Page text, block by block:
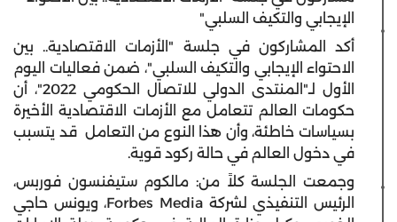
الإيجابي والتكيف السلبي"
أكد المشاركون في جلسة "الأزمات الاقتصادية.. بين
الاحتواء الإيجابي والتكيف السلبي"، ضمن فعاليات اليوم
الأول لـ"المنتدى الدولي للاتصال الحكومي 2022"، أن
حكومات العالم تتعامل مع الأزمات الاقتصادية الأخيرة
بسياسات خاطئة، وأن هذا النوع من التعامل قد يتسبب
في دخول العالم في حالة ركود قوية.
وجمعت الجلسة كلاً من: مالكوم ستيفنسون فوربس،
الرئيس التنفيذي لشركة Forbes Media، ويونس حاجي